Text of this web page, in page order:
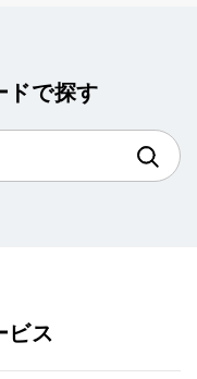
ドで探す
ビス